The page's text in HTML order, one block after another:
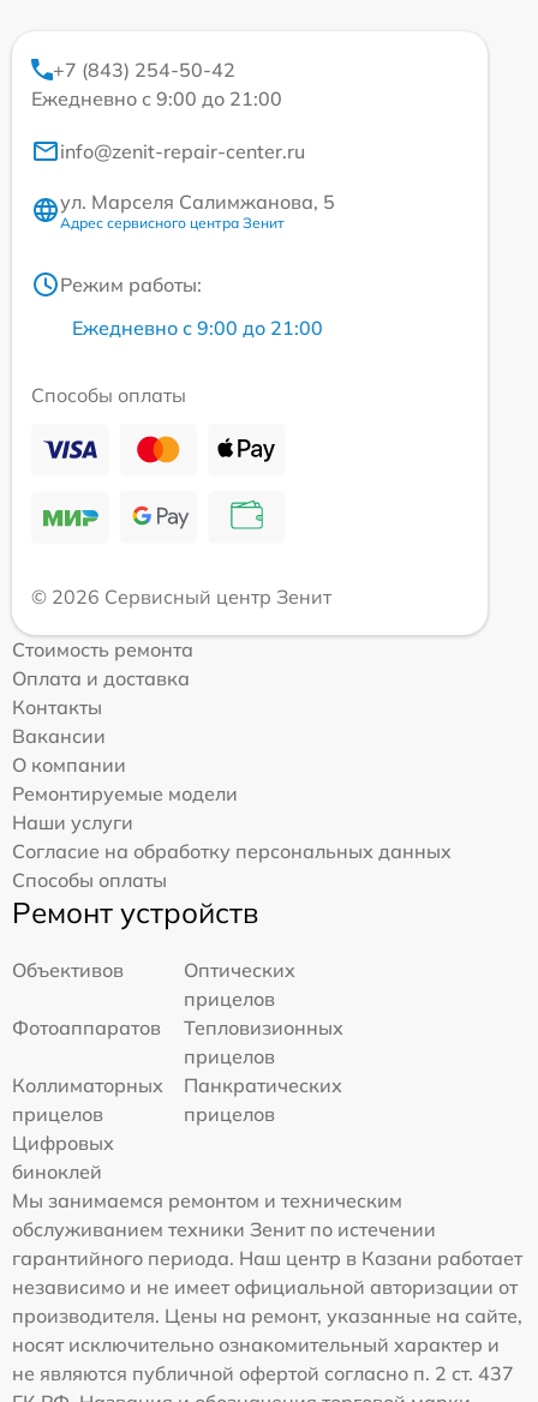
+7 (843) 254-50-42
Ежедневно с 9:00 до 21:00
info@zenit-repair-center.ru
ул. Марселя Салимжанова, 5
Адрес сервисного центра Зенит
Режим работы:
Ежедневно с 9:00 до 21:00
Способы оплаты
© 2026 Сервисный центр Зенит
Стоимость ремонта
Оплата и доставка
Контакты
Вакансии
О компании
Ремонтируемые модели
Наши услуги
Согласие на обработку персональных данных
Способы оплаты
Ремонт устройств
Объективов
Оптических
прицелов
Фотоаппаратов
Тепловизионных
прицелов
Коллиматорных
прицелов
Панкратических
прицелов
Цифровых
биноклей
Мы занимаемся ремонтом и техническим
обслуживанием техники Зенит по истечении
гарантийного периода. Наш центр в Казани работает
независимо и не имеет официальной авторизации от
производителя. Цены на ремонт, указанные на сайте,
носят исключительно ознакомительный характер и
не являются публичной офертой согласно п. 2 ст. 437